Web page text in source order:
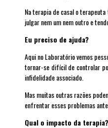
Na terapia de casal o
julgar nem um nem outro e
Eu preciso de ajuda?
Aqui no Laboratório vemos
tornar-se difícil de controlar
infidelidade associado.
Mas muitas outras razões
enfrentar esses problemas
Qual o impacto da terapia?